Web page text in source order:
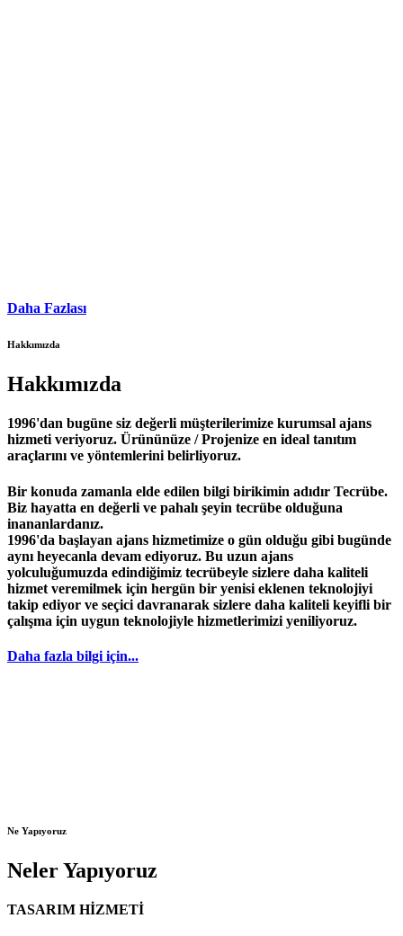
Daha Fazlası
Hakkımızda
Hakkımızda
1996'dan bugüne siz değerli müşterilerimize kurumsal ajans
hizmeti veriyoruz. Ürününüze / Projenize en ideal tanıtım
araçlarını ve yöntemlerini belirliyoruz.
Bir konuda zamanla elde edilen bilgi birikimin adıdır Tecrübe.
Biz hayatta en değerli ve pahalı şeyin tecrübe olduğuna
inananlardanız.
1996'da başlayan ajans hizmetimize o gün olduğu gibi bugünde
aynı heyecanla devam ediyoruz. Bu uzun ajans
yolculuğumuzda edindiğimiz tecrübeyle sizlere daha kaliteli
hizmet veremilmek için hergün bir yenisi eklenen teknolojiyi
takip ediyor ve seçici davranarak sizlere daha kaliteli keyifli bir
çalışma için uygun teknolojiyle hizmetlerimizi yeniliyoruz.
Daha fazla bilgi için...
Ne Yapıyoruz
Neler Yapıyoruz
TASARIM HİZMETİ